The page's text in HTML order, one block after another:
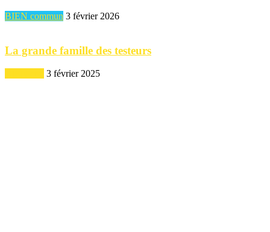
BIEN commun 3 février 2026
La grande famille des testeurs
3 février 2025